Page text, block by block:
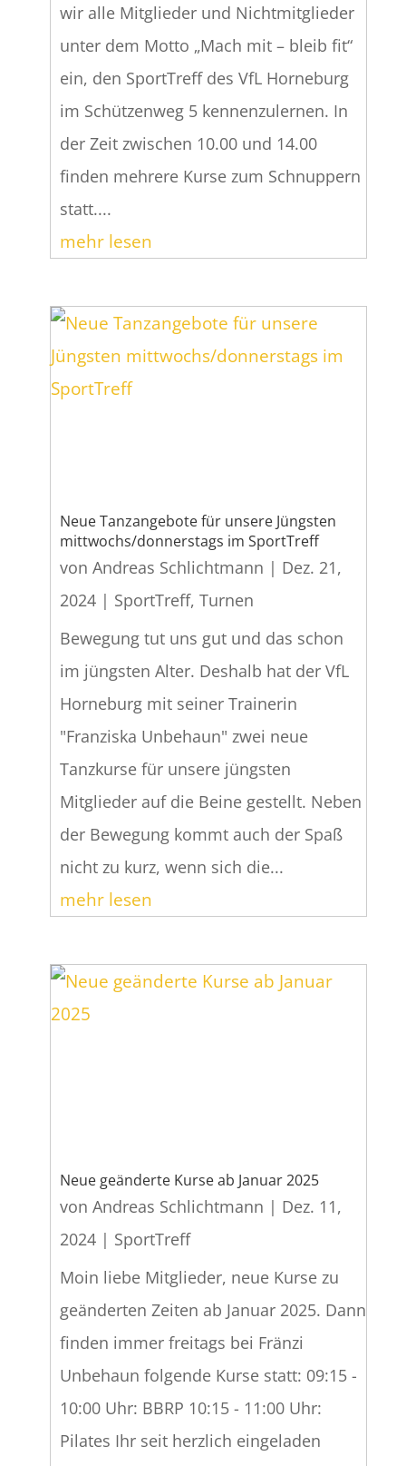
wir alle Mitglieder und Nichtmitglieder
unter dem Motto „Mach mit – bleib fit“
ein, den SportTreff des VfL Horneburg
im Schützenweg 5 kennenzulernen. In
der Zeit zwischen 10.00 und 14.00
finden mehrere Kurse zum Schnuppern
statt....
mehr lesen
Neue Tanzangebote für unsere Jüngsten
mittwochs/donnerstags im SportTreff
von Andreas Schlichtmann | Dez. 21,
2024| SportTreff, Turnen
Bewegung tut uns gut und das schon
im jüngsten Alter. Deshalb hat der VfL
Horneburg mit seiner Trainerin
"Franziska Unbehaun" zwei neue
Tanzkurse für unsere jüngsten
Mitglieder auf die Beine gestellt. Neben
der Bewegung kommt auch der Spaß
nicht zu kurz, wenn sich die...
mehr lesen
Neue geänderte Kurse ab Januar 2025
von Andreas Schlichtmann | Dez. 11,
2024| SportTreff
Moin liebe Mitglieder, neue Kurse zu
geänderten Zeiten ab Januar 2025. Dann
finden immer freitags bei Fränzi
Unbehaun folgende Kurse statt: 09:15 -
10:00 Uhr: BBRP 10:15 - 11:00 Uhr:
Pilates Ihr seit herzlich eingeladen